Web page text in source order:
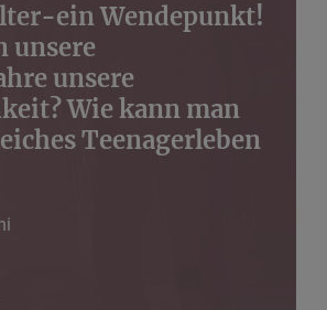
ein Wendepunkt!
unsere
unsere
Wie kann man
Teenagerleben